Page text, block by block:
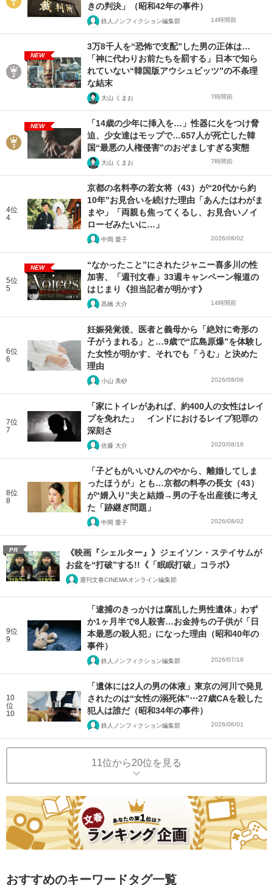
きの判決」（昭和42年の事件）
鉄人ノンフィクション編集部 14時間前
NEW
3万8千人を“恐怖で支配”した男の正体は…
「神に代わりお前たちを罰する」日本で知ら
れていない“韓国版アウシュビッツ”の不条理
な結末
大山 くまお 7時間前
NEW
「14歳の少年に挿入を…」性器に火をつけ脅
迫、少女達はモップで…657人が死亡した韓
国“最悪の人権侵害”のおぞましすぎる実態
大山 くまお 7時間前
4位
4
京都の名料亭の若女将（43）が“20代から約
10年”お見合いを続けた理由「あんたはわがま
まや」「両親も焦ってくるし、お見合いノイ
ローゼみたいに…」
中岡 愛子 2026/08/02
5位
5
NEW
“なかったこと”にされたジャニー喜多川の性
加害、「週刊文春」33週キャンペーン報道の
はじまり《担当記者が明かす》
髙橋 大介 14時間前
6位
6
妊娠発覚後、医者と義母から「絶対に奇形の
子がうまれる」と…9歳で“広島原爆”を体験し
た女性が明かす、それでも「うむ」と決めた
理由
小山 美砂 2026/08/06
7位
7
「家にトイレがあれば、約400人の女性はレイ
プを免れた」 インドにおけるレイプ犯罪の
深刻さ
佐藤 大介 2020/08/18
8位
8
「子どもがいいひんのやから、離婚してしま
ったほうが」とも…京都の料亭の長女（43）
が“婿入り”夫と結婚→男の子を出産後に考え
た「跡継ぎ問題」
中岡 愛子 2026/08/02
PR
《映画『シェルター』》ジェイソン・ステイサムが
お盆を“打破”する!!《「眠眠打破」コラボ》
週刊文春CINEMAオンライン編集部
9位
9
「逮捕のきっかけは腐乱した男性遺体」わず
か1ヶ月半で8人殺害…お金持ちの子供が「日
本最悪の殺人犯」になった理由（昭和40年の
事件）
鉄人ノンフィクション編集部 2026/07/18
10
位
10
「遺体には2人の男の体液」東京の河川で発見
されたのは“女性の溺死体”⋯27歳CAを殺した
犯人は誰だ（昭和34年の事件）
鉄人ノンフィクション編集部 2026/06/01
11位から20位を見る
おすすめのキーワードタグ一覧